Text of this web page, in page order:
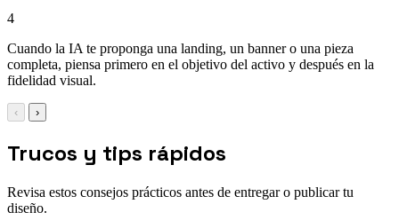
4
Cuando la IA te proponga una landing, un banner o una pieza
completa, piensa primero en el objetivo del activo y después en la
fidelidad visual.
‹ ›
Trucos y tips rápidos
Revisa estos consejos prácticos antes de entregar o publicar tu
diseño.